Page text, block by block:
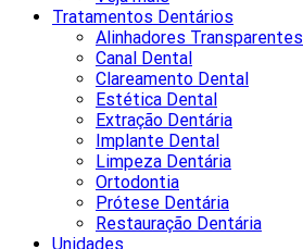
Tratamentos Dentários
Alinhadores Transparentes
Canal Dental
Clareamento Dental
Estética Dental
Extração Dentária
Implante Dental
Limpeza Dentária
Ortodontia
Prótese Dentária
Restauração Dentária
Unidades